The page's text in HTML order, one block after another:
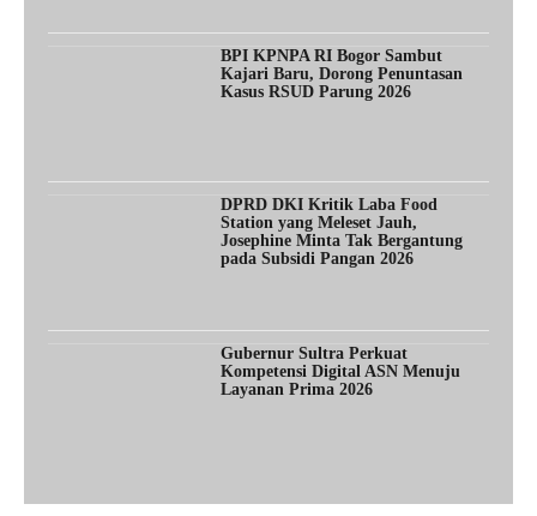
BPI KPNPA RI Bogor Sambut
Kajari Baru, Dorong Penuntasan
Kasus RSUD Parung 2026
DPRD DKI Kritik Laba Food
Station yang Meleset Jauh,
Josephine Minta Tak Bergantung
pada Subsidi Pangan 2026
Gubernur Sultra Perkuat
Kompetensi Digital ASN Menuju
Layanan Prima 2026